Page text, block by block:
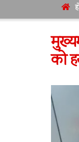
को